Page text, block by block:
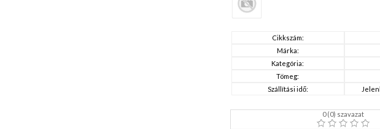
Cikkszám:
Márka:
Kategória:
Tömeg:
Szállítási idő:
0(0) szavazat